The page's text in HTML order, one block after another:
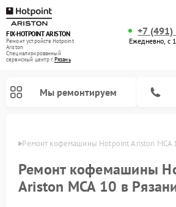
FIX-HOTPOINT ARISTON
Ремонт устройств Hotpoint
Ariston
Специализированный
cервисный центр г.Рязань
+7
Ежедневно, с
Мы ремонтируем
Ремонт кофемашины Hotpoint Ariston MCA
Ремонт кофемашины
Ariston MCA 10 в